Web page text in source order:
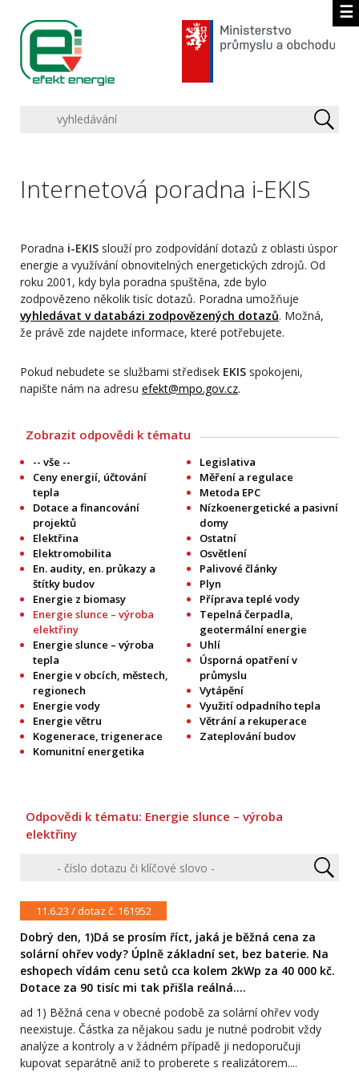
☰
Internetová poradna i-EKIS
Poradna i-EKIS slouží pro zodpovídání dotazů z oblasti úspor
energie a využívání obnovitelných energetických zdrojů. Od
roku 2001, kdy byla poradna spuštěna, zde bylo
zodpovězeno několik tisíc dotazů. Poradna umožňuje
vyhledávat v databázi zodpovězených dotazů. Možná,
že právě zde najdete informace, které potřebujete.
Pokud nebudete se službami středisek EKIS spokojeni,
napište nám na adresu efekt@mpo.gov.cz.
Zobrazit odpovědi k tématu
-- vše --
Ceny energií, účtování
tepla
Dotace a financování
projektů
Elektřina
Elektromobilita
En. audity, en. průkazy a
štítky budov
Energie z biomasy
Energie slunce – výroba
elektřiny
Energie slunce – výroba
tepla
Energie v obcích, městech,
regionech
Energie vody
Energie větru
Kogenerace, trigenerace
Komunitní energetika
Legislativa
Měření a regulace
Metoda EPC
Nízkoenergetické a pasivní
domy
Ostatní
Osvětlení
Palivové články
Plyn
Příprava teplé vody
Tepelná čerpadla,
geotermální energie
Uhlí
Úsporná opatření v
průmyslu
Vytápění
Využití odpadního tepla
Větrání a rekuperace
Zateplování budov
Odpovědi k tématu: Energie slunce – výroba
elektřiny
11.6.23 / dotaz č. 161952
Dobrý den, 1)Dá se prosím říct, jaká je běžná cena za
solární ohřev vody? Úplně základní set, bez baterie. Na
eshopech vídám cenu setů cca kolem 2kWp za 40 000 kč.
Dotace za 90 tisíc mi tak přišla reálná....
ad 1) Běžná cena v obecné podobě za solární ohřev vody
neexistuje. Částka za nějakou sadu je nutné podrobit vždy
analýze a kontroly a v žádném případě ji nedoporučuji
kupovat separátně aniž to proberete s realizátorem....